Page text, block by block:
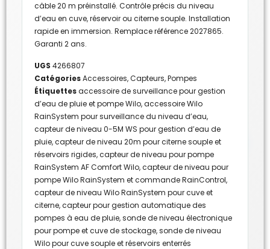
câble 20 m préinstallé. Contrôle précis du niveau
d’eau en cuve, réservoir ou citerne souple. Installation
rapide en immersion. Remplace référence 2027865.
Garanti 2 ans.
UGS 4266807
CatégoriesAccessoires,Capteurs,Pompes
Étiquettesaccessoire de surveillance pour gestion
d’eau de pluie et pompe Wilo,accessoire Wilo
RainSystem pour surveillance du niveau d’eau,
capteur de niveau 0-5M WS pour gestion d’eau de
pluie,capteur de niveau 20m pour citerne souple et
réservoirs rigides,capteur de niveau pour pompe
RainSystem AF Comfort Wilo,capteur de niveau pour
pompe Wilo RainSystem et commande RainControl,
capteur de niveau Wilo RainSystem pour cuve et
citerne,capteur pour gestion automatique des
pompes à eau de pluie,sonde de niveau électronique
pour pompe et cuve de stockage,sonde de niveau
Wilo pour cuve souple et réservoirs enterrés